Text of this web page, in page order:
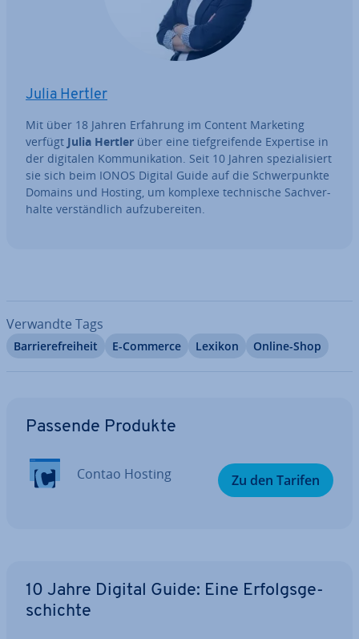
Julia Hertler
Mit über 18 Jahren Erfahrung im Content Marketing
verfügt Julia Hertler über eine tief­grei­fen­de Expertise in
der digitalen Kom­mu­ni­ka­ti­on. Seit 10 Jahren spe­zia­li­siert
sie sich beim IONOS Digital Guide auf die Schwer­punk­te
Domains und Hosting, um komplexe tech­ni­sche Sach­ver­
hal­te ver­ständ­lich auf­zu­be­rei­ten.
Verwandte Tags
Bar­rie­re­frei­heit E-Commerce Lexikon Online-Shop
Passende Produkte
Contao Hosting Zu den Tarifen
10 Jahre Digital Guide: Eine Er­folgs­ge­
schich­te